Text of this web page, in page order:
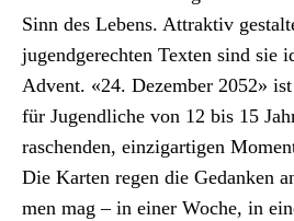
Sinn des Lebens. Attrak­tiv
jugendgerecht­en Tex­ten sind sie
Advent. «24. Dezem­ber 2052»
für Jugendliche von 12 bis 15
raschen­den, einzi­gar­ti­gen
Die Karten regen die Gedanken
men mag – in ein­er Woche, in